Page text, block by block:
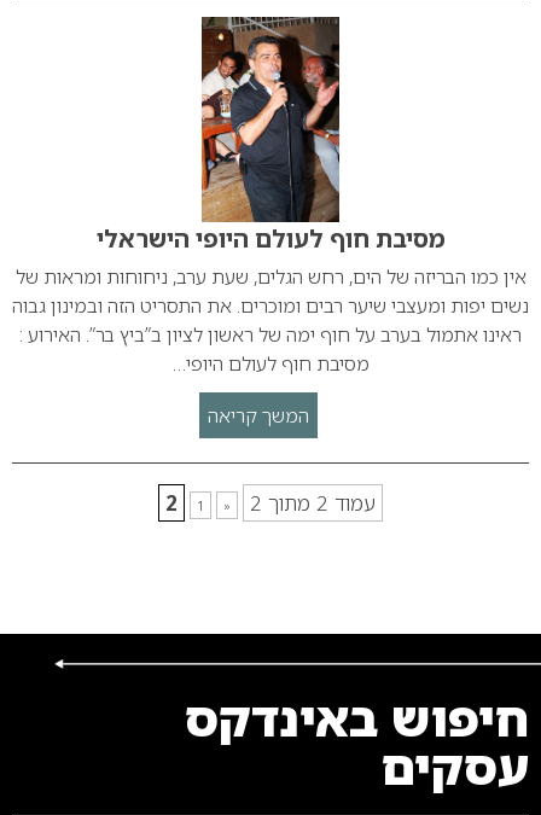
מסיבת חוף לעולם היופי הישראלי
אין כמו הבריזה של הים, רחש הגלים, שעת ערב, ניחוחות ומראות של
נשים יפות ומעצבי שיער רבים ומוכרים. את התסריט הזה ובמינון גבוה
ראינו אתמול בערב על חוף ימה של ראשון לציון ב”ביץ בר”. האירוע :
מסיבת חוף לעולם היופי…
המשך קריאה
עמוד 2 מתוך 2 «
1
2
חיפוש באינדקס
עסקים